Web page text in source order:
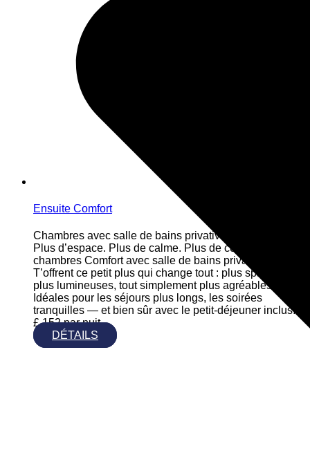
Ensuite Comfort
Chambres avec salle de bains privative
Plus d’espace. Plus de calme. Plus de confort. Nos
chambres Comfort avec salle de bains privative
T’offrent ce petit plus qui change tout : plus spacieuses,
plus lumineuses, tout simplement plus agréables.
Idéales pour les séjours plus longs, les soirées
tranquilles — et bien sûr avec le petit-déjeuner inclus.
£ 152 par nuit
DÉTAILS